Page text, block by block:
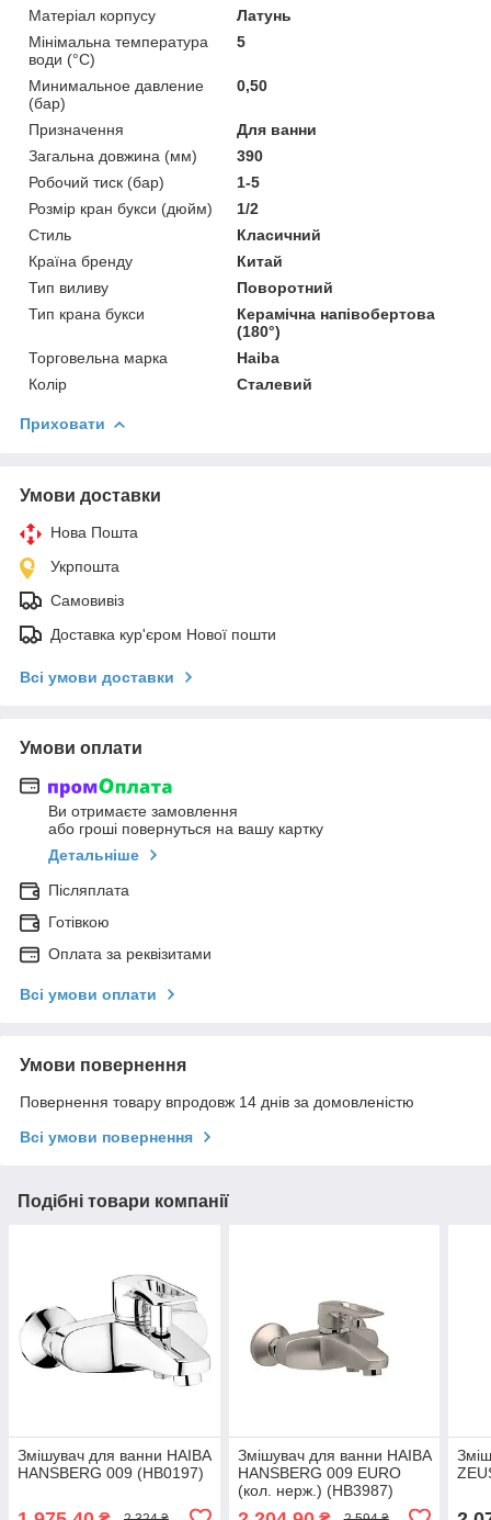
Матеріал корпусу
Латунь
Мінімальна температура
води (°C)
5
Минимальное давление
(бар)
0,50
Призначення
Для ванни
Загальна довжина (мм)
390
Робочий тиск (бар)
1-5
Розмір кран букси (дюйм)
1/2
Стиль
Класичний
Країна бренду
Китай
Тип виливу
Поворотний
Тип крана букси
Керамічна напівобертова
(180°)
Торговельна марка
Haiba
Колір
Сталевий
Приховати
Умови доставки
Нова Пошта
Укрпошта
Самовивіз
Доставка кур'єром Нової пошти
Всі умови доставки
Умови оплати
Ви отримаєте замовлення
або гроші повернуться на вашу картку
Детальніше
Післяплата
Готівкою
Оплата за реквізитами
Всі умови оплати
Умови повернення
Повернення товару впродовж 14 днів за домовленістю
Всі умови повернення
Подібні товари компанії
Змішувач для ванни HAIBA
HANSBERG 009 (HB0197)
Змішувач для ванни HAIBA
HANSBERG 009 EURO
(кол. нерж.) (HB3987)